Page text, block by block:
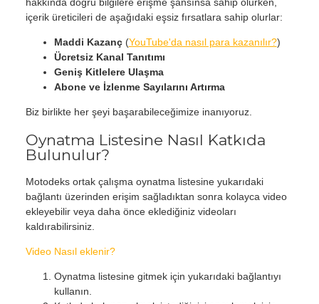
hakkında doğru bilgilere erişme şansınsa sahip olurken,
içerik üreticileri de aşağıdaki eşsiz fırsatlara sahip olurlar:
Maddi Kazanç(YouTube'da nasıl para kazanılır?)
Ücretsiz Kanal Tanıtımı
Geniş Kitlelere Ulaşma
Abone ve İzlenme Sayılarını Artırma
Biz birlikte her şeyi başarabileceğimize inanıyoruz.
Oynatma Listesine Nasıl Katkıda
Bulunulur?
Motodeks ortak çalışma oynatma listesine yukarıdaki
bağlantı üzerinden erişim sağladıktan sonra kolayca video
ekleyebilir veya daha önce eklediğiniz videoları
kaldırabilirsiniz.
Video Nasıl eklenir?
Oynatma listesine gitmek için yukarıdaki bağlantıyı
kullanın.